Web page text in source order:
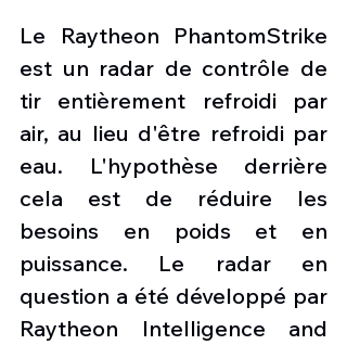
Le Raytheon PhantomStrike
est un radar de contrôle de
tir entièrement refroidi par
air, au lieu d'être refroidi par
eau. L'hypothèse derrière
cela est de réduire les
besoins en poids et en
puissance. Le radar en
question a été développé par
Raytheon Intelligence and